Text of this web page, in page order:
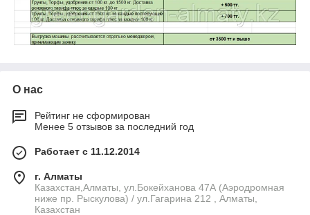
О нас
Рейтинг не сформирован
Менее 5 отзывов за последний год
Работает с 11.12.2014
г. Алматы
Казахстан,Алматы, ул.Бокейханова 47А (Аэродромная
ниже пр. Рыскулова) / ул.Гагарина 212 , Алматы,
Казахстан